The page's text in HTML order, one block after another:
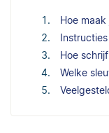
Hoe
Hoe
Welke